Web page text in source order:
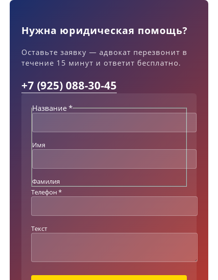
Нужна юридическая помощь?
Оставьте заявку — адвокат перезвонит в
течение 15 минут и ответит бесплатно.
+7 (925) 088-30-45
Т
т
е
е
ф
н
Н
а
а
н
Название *
Имя
Фамилия
Телефон *
Текст